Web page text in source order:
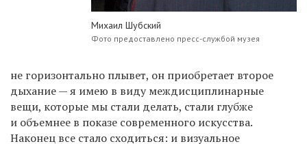
Михаил Шубский
Фото предоставлено пресс-службой музея
не горизонтально плывет, он приобретает второе
дыхание — я имею в виду междисциплинарные
вещи, которые мы стали делать, стали глубже
и объемнее в показе современного искусства.
Наконец все стало сходиться: и визуальное